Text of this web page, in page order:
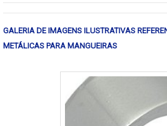
profissionais da
proteção com amplo
produtos de extrema
PESADOA Piralux
recursos em produzir
aos clientes com
qualidade onde são
GALERIA DE IMAGENS ILUSTRATIVAS
METÁLICAS PARA MANGUEIRAS